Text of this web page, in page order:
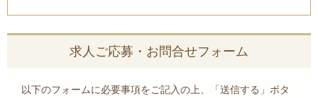
求人ご応募・お問合せフォーム
以下のフォームに必要事項をご記入の上、「送信する」ボタ